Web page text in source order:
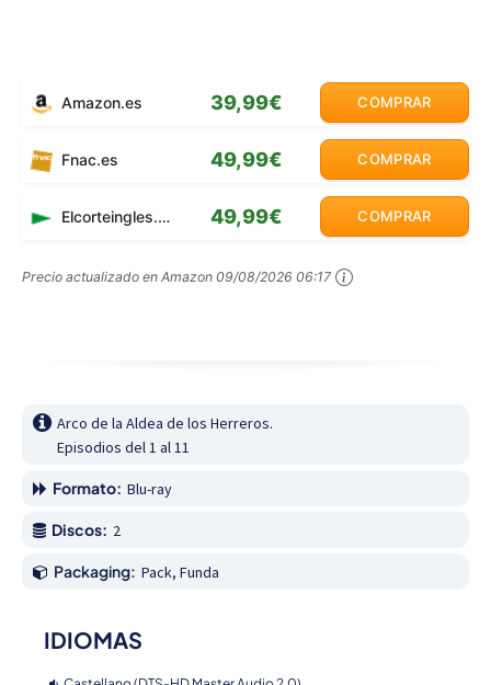
Amazon.es 39,99€ COMPRAR
Fnac.es 49,99€ COMPRAR
Elcorteingles.es 49,99€ COMPRAR
Precio actualizado en Amazon 09/08/2026 06:17
Arco de la Aldea de los Herreros.
Episodios del 1 al 11
Formato: Blu-ray
Discos: 2
Packaging: Pack, Funda
IDIOMAS